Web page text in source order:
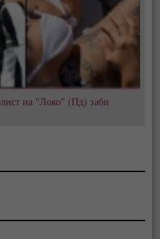
на "Локо" (Пд) заби